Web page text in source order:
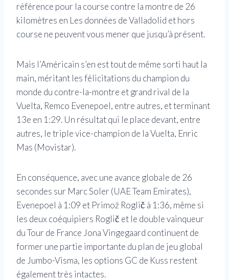
référence pour la course contre la montre de 26
kilomètres en Les données de Valladolid et hors
course ne peuvent vous mener que jusqu’à présent.
Mais l’Américain s’en est tout de même sorti haut la
main, méritant les félicitations du champion du
monde du contre-la-montre et grand rival de la
Vuelta, Remco Evenepoel, entre autres, et terminant
13e en 1:29. Un résultat qui le place devant, entre
autres, le triple vice-champion de la Vuelta, Enric
Mas (Movistar).
En conséquence, avec une avance globale de 26
secondes sur Marc Soler (UAE Team Emirates),
Evenepoel à 1:09 et Primož Roglič à 1:36, même si
les deux coéquipiers Roglič et le double vainqueur
du Tour de France Jona Vingegaard continuent de
former une partie importante du plan de jeu global
de Jumbo-Visma, les options GC de Kuss restent
également très intactes.